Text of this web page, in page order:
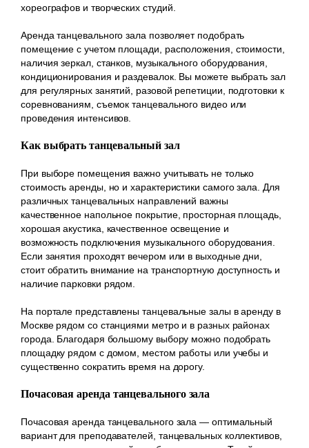
хореографов и творческих студий.
Аренда танцевального зала позволяет подобрать
помещение с учетом площади, расположения, стоимости,
наличия зеркал, станков, музыкального оборудования,
кондиционирования и раздевалок. Вы можете выбрать зал
для регулярных занятий, разовой репетиции, подготовки к
соревнованиям, съемок танцевального видео или
проведения интенсивов.
Как выбрать танцевальный зал
При выборе помещения важно учитывать не только
стоимость аренды, но и характеристики самого зала. Для
различных танцевальных направлений важны
качественное напольное покрытие, просторная площадь,
хорошая акустика, качественное освещение и
возможность подключения музыкального оборудования.
Если занятия проходят вечером или в выходные дни,
стоит обратить внимание на транспортную доступность и
наличие парковки рядом.
На портале представлены танцевальные залы в аренду в
Москве рядом со станциями метро и в разных районах
города. Благодаря большому выбору можно подобрать
площадку рядом с домом, местом работы или учебы и
существенно сократить время на дорогу.
Почасовая аренда танцевального зала
Почасовая аренда танцевального зала — оптимальный
вариант для преподавателей, танцевальных коллективов,